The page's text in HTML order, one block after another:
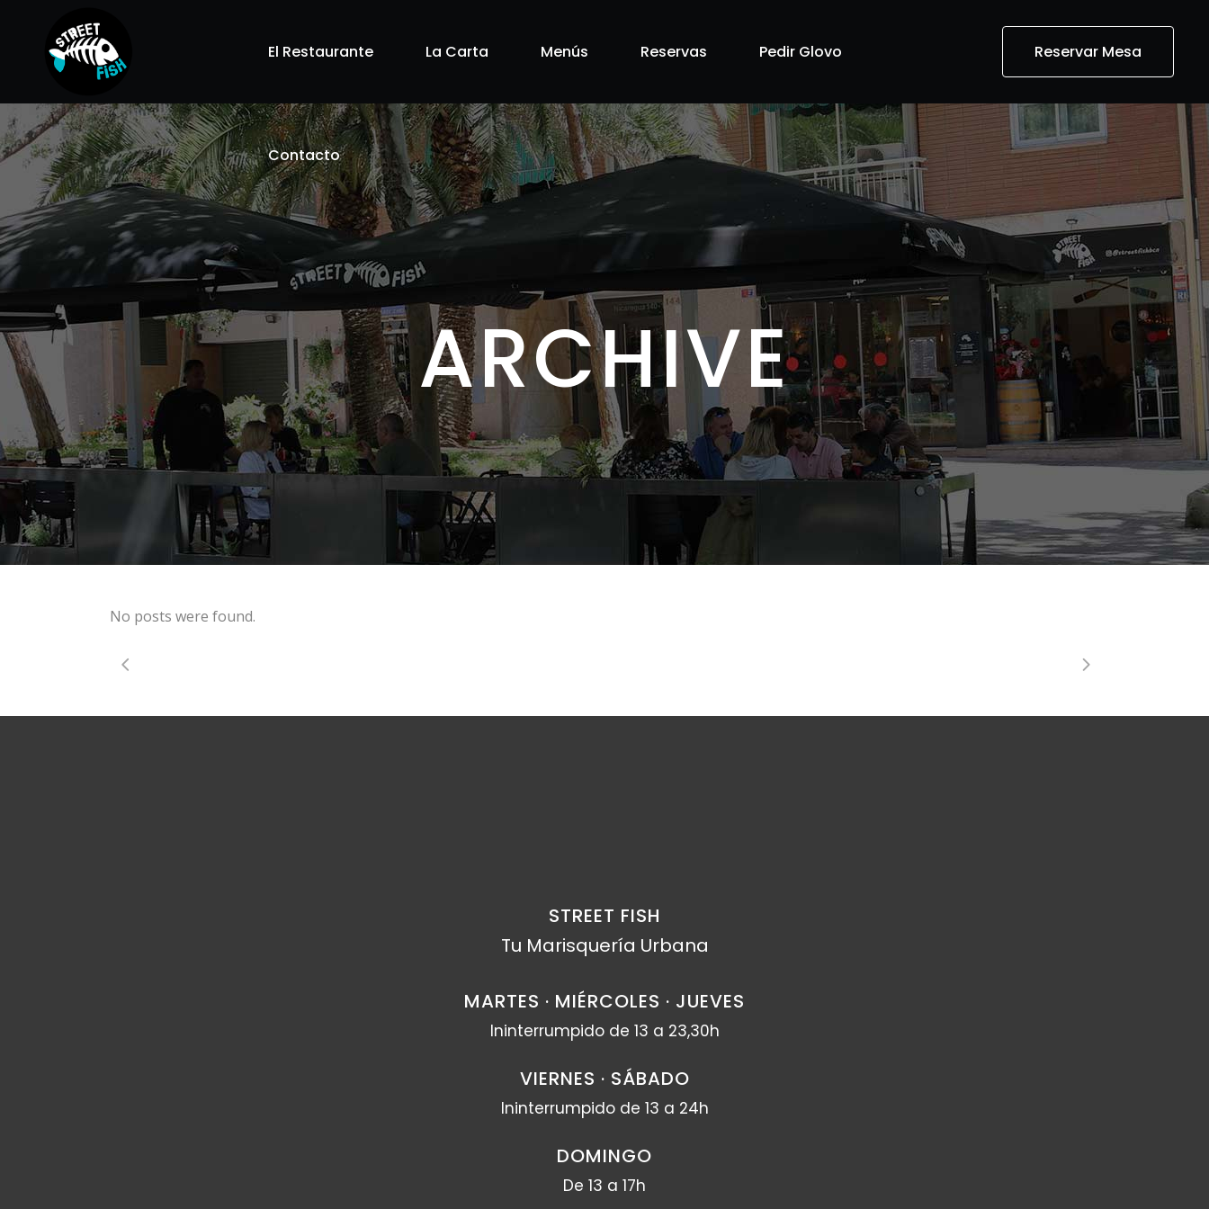
Reservar Mesa
El Restaurante La Carta Menús Reservas Pedir Glovo
Contacto
ARCHIVE
No posts were found.
STREET FISH
Tu Marisquería Urbana
MARTES · MIÉRCOLES · JUEVES
Ininterrumpido de 13 a 23,30h
VIERNES · SÁBADO
Ininterrumpido de 13 a 24h
DOMINGO
De 13 a 17h